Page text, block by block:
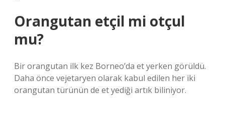
Orangutan etçil mi otçul
mu?
Bir orangutan ilk kez Borneo’da et yerken görüldü.
Daha önce vejetaryen olarak kabul edilen her iki
orangutan türünün de et yediği artık biliniyor.